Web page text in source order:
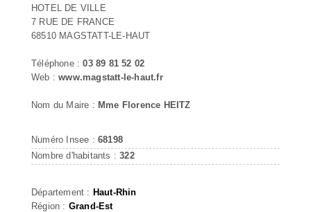
HOTEL DE VILLE
7 RUE DE FRANCE
68510 MAGSTATT-LE-HAUT
Téléphone :03 89 81 52 02
Web :www.magstatt-le-haut.fr
Nom du Maire : Mme Florence HEITZ
Numéro Insee : 68198
Nombre d'habitants :322
Département : Haut-Rhin
Région : Grand-Est